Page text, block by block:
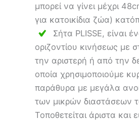
μπορεί να γίνει μέχρι
για κατοικίδια ζώα)
Σήτα PLISSE, είναι
οριζοντίου κινήσεως με
την αριστερή ή από την
οποία χρησιμοποιούμε
παράθυρα με μεγάλα
των μικρών διαστάσεων
Τοποθετείται άριστα